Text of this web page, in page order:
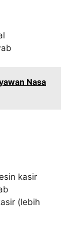
Nasa
kasir
(lebih